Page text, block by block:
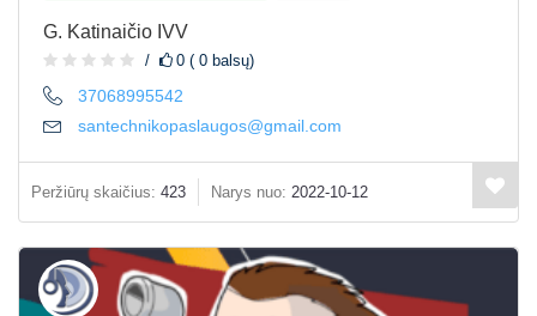
G. Katinaičio IVV
0 ( 0 balsų)
37068995542
santechnikopaslaugos@gmail.com
Peržiūrų skaičius: 423 Narys nuo: 2022-10-12